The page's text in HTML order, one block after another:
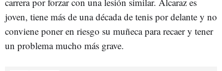
joven, tiene más de una década de tenis por delante y no
conviene poner en riesgo su muñeca para recaer y tener
un problema mucho más grave.